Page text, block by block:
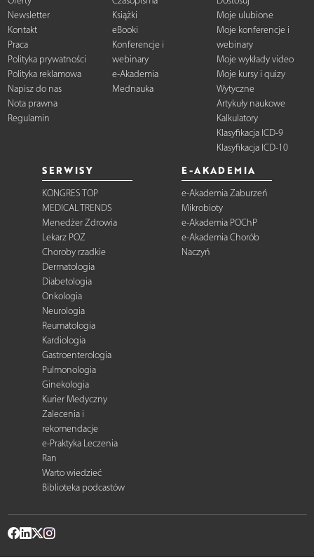
Newsletter
Kontakt
Praca
Polityka prywatności
Polityka reklamowa
Napisz do nas
Nota prawna
Regulamin
Książki
eBooki
Konferencje i
webinary
e-Akademia
Mednauka
Moje ulubione
Moje konferencje i
webinary
Moje wykłady video
Moje kursy i quizy
Wytyczne
Artykuły naukowe
Kalkulatory
Klasyfikacja ICD-9
Klasyfikacja ICD-10
SERWISY
KONGRES TOP
MEDICAL TRENDS
Menedżer Zdrowia
Lekarz POZ
Choroby rzadkie
Dermatologia
Diabetologia
Onkologia
Neurologia
Reumatologia
Kardiologia
Gastroenterologia
Pulmonologia
Ginekologia
Kurier Medyczny
Zalecenia i
rekomendacje
e-Praktyka Leczenia
Ran
Warto wiedzieć
Biblioteka podcastów
E-AKADEMIA
e-Akademia Zaburzeń
Mikrobioty
e-Akademia POChP
e-Akademia Chorób
Naczyń